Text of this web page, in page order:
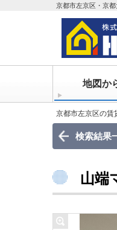
京都市左京区・京
地図か
京都市左京区の賃
検索結果
山端